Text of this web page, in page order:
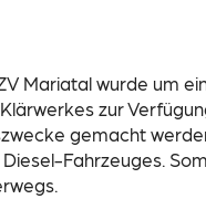
Mariatal wurde um
zur
gemacht
Fahrzeuges.